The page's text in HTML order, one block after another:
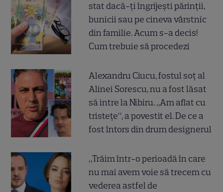
stat dacă-ți îngrijești părinții,
bunicii sau pe cineva vârstnic
din familie. Acum s-a decis!
Cum trebuie să procedezi
Alexandru Ciucu, fostul soț al
Alinei Sorescu, nu a fost lăsat
să intre la Nibiru. „Am aflat cu
tristețe”, a povestit el. De ce a
fost întors din drum designerul
„Trăim într-o perioadă în care
nu mai avem voie să trecem cu
vederea astfel de